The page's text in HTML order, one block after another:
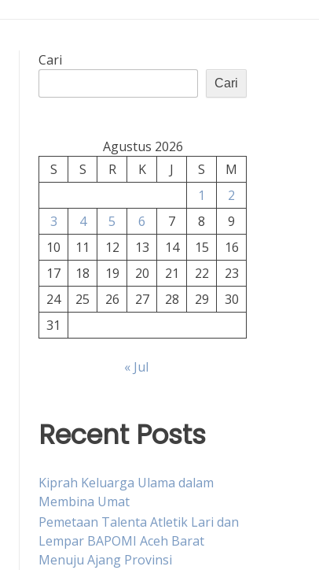
Cari
Cari
Agustus 2026
S
S R K J S
M
1
2
3
4 5 6 7 8
9
10
11 12 13 14 15
16
17
18 19 20 21 22
23
24
25 26 27 28 29
30
31
« Jul
Recent Posts
Kiprah Keluarga Ulama dalam
Membina Umat
Pemetaan Talenta Atletik Lari dan
Lempar BAPOMI Aceh Barat
Menuju Ajang Provinsi